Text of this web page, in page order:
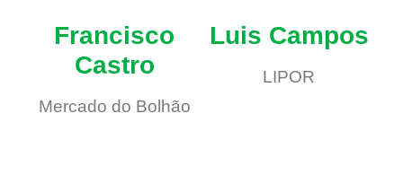
Francisco
Castro
Mercado do Bolhão
Luis Campos
LIPOR